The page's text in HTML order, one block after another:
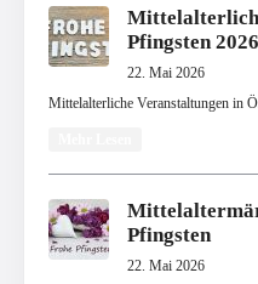
Pfingsten 2026
22. Mai 2026
Mittelalterliche Veranstaltungen in
Pfingsten
22. Mai 2026